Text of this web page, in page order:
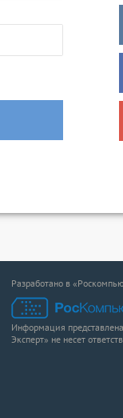
Разработано в
Информация
Эксперт» не несет